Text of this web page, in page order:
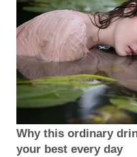
Why this ordinary
your best every day